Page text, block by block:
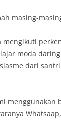
masing-
moda
dari
menggunakan